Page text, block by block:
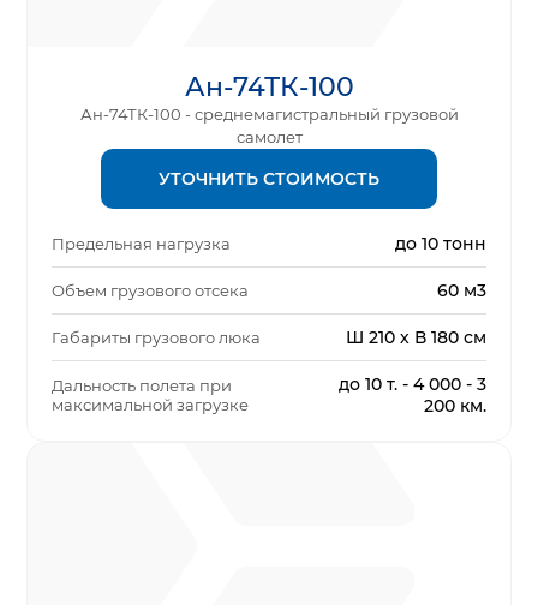
Ан-74ТК-100
Ан-74ТК-100 - среднемагистральный грузовой
самолет
УТОЧНИТЬ СТОИМОСТЬ
Предельная нагрузка до 10 тонн
Объем грузового отсека 60 м3
Габариты грузового люка Ш 210 х В 180 см
Дальность полета при
максимальной загрузке
до 10 т. - 4 000 - 3
200 км.